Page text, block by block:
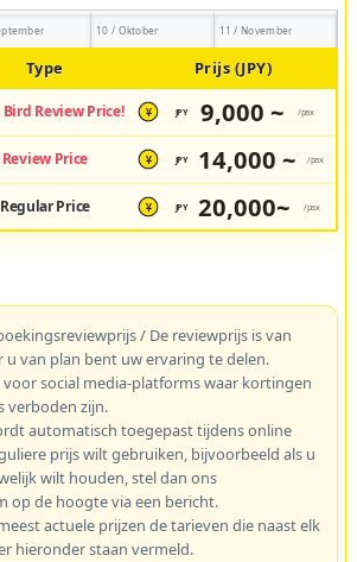
10 / Oktober 11 / November
Type Prijs (JPY)
Bird Review Price! ¥ JPY 9,000 ~ /pax
Review Price ¥ JPY 14,000 ~ /pax
Regular Price ¥ JPY 20,000~ /pax
/ De reviewprijs is van
u van plan bent uw ervaring te delen.
social media-platforms waar kortingen
verboden zijn.
automatisch toegepast tijdens online
prijs wilt gebruiken, bijvoorbeeld als u
wilt houden, stel dan ons
op de hoogte via een bericht.
actuele prijzen de tarieven die naast elk
hieronder staan vermeld.